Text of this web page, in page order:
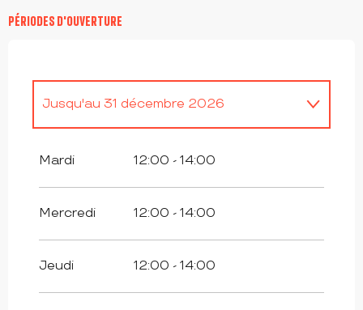
PÉRIODES D'OUVERTURE
Jusqu'au 31 décembre 2026
Mardi 12:00 - 14:00
Mercredi 12:00 - 14:00
Jeudi 12:00 - 14:00